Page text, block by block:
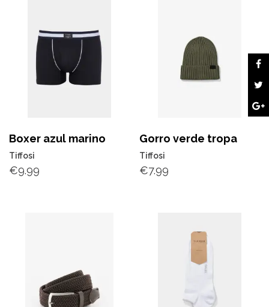
Boxer azul marino
Tiffosi
€9.99
Gorro verde tropa
Tiffosi
€7.99